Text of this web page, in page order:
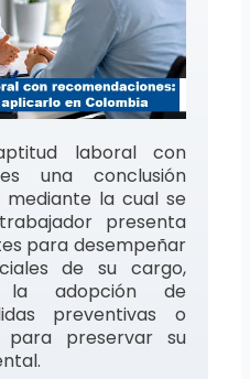
laboral con
una conclusión
mediante la cual se
presenta
para desempeñar
de su cargo,
la adopción de
preventivas o
para preservar su